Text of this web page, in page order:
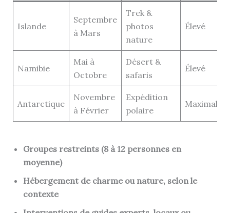
Islande
Septembre
à Mars
Trek &
photos
nature
Élevé
Namibie
Mai à
Octobre
Désert &
safaris
Élevé
Antarctique
Novembre
à Février
Expédition
polaire
Maximal
Groupes restreints (8 à 12 personnes en
moyenne)
Hébergement de charme ou nature, selon le
contexte